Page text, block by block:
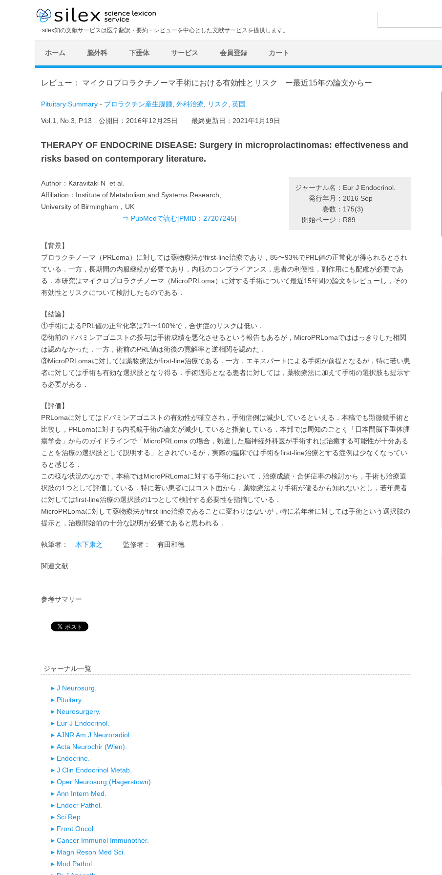
silex知の文献サービスは医学翻訳・要約・レビューを中心とした文献サービスを提供します。
検
ホーム 脳外科 下垂体 サービス 会員登録 カート
レビュー： マイクロプロラクチノーマ手術における有効性とリスク ー最近15年の論文からー
Pituitary Summary - プロラクチン産生腺腫 外科治療 リスク 英国
Vol.1, No.3, P.13 公開日： 2016年12月25日 最終更新日： 2021年1月19日
THERAPY OF ENDOCRINE DISEASE: Surgery in microprolactinomas: effectiveness and
risks based on contemporary literature.
Author： Karavitaki N et al.
Affiliation： Institute of Metabolism and Systems Research,
University of Birmingham，UK
⇒ PubMedで読む[PMID：27207245]
ジャーナル名： Eur J Endocrinol.
発行年月： 2016 Sep
巻数： 175(3)
開始ページ： R89
【背景】
プロラクチノーマ（PRLoma）に対しては薬物療法がfirst-line治療であり，85〜93%でPRL値の正常化が得られるとされ
ている．一方，長期間の内服継続が必要であり，内服のコンプライアンス，患者の利便性，副作用にも配慮が必要であ
る．本研究はマイクロプロラクチノーマ（MicroPRLoma）に対する手術について最近15年間の論文をレビューし，その
有効性とリスクについて検討したものである．
【結論】
①手術によるPRL値の正常化率は71〜100%で，合併症のリスクは低い．
②術前のドパミンアゴニストの投与は手術成績を悪化させるという報告もあるが，MicroPRLomaでははっきりした相関
は認めなかった．一方，術前のPRL値は術後の寛解率と逆相関を認めた．
③MicroPRLomaに対しては薬物療法がfirst-line治療である．一方，エキスパートによる手術が前提となるが，特に若い患
者に対しては手術も有効な選択肢となり得る．手術適応となる患者に対しては，薬物療法に加えて手術の選択肢も提示す
る必要がある．
【評価】
PRLomaに対してはドパミンアゴニストの有効性が確立され，手術症例は減少しているといえる．本稿でも顕微鏡手術と
比較し，PRLomaに対する内視鏡手術の論文が減少していると指摘している．本邦では周知のごとく「日本間脳下垂体腫
瘍学会」からのガイドラインで「MicroPRLoma の場合，熟達した脳神経外科医が手術すれば治癒する可能性が十分ある
ことを治療の選択肢として説明する」とされているが，実際の臨床では手術をfirst-line治療とする症例は少なくなってい
ると感じる．
この様な状況のなかで，本稿ではMicroPRLomaに対する手術において，治療成績・合併症率の検討から，手術も治療選
択肢の1つとして評価している．特に若い患者にはコスト面から，薬物療法より手術が優るかも知れないとし，若年患者
に対してはfirst-line治療の選択肢の1つとして検討する必要性を指摘している．
MicroPRLomaに対して薬物療法がfirst-line治療であることに変わりはないが，特に若年者に対しては手術という選択肢の
提示と，治療開始前の十分な説明が必要であると思われる．
執筆者： 木下康之 監修者： 有田和徳
関連文献
参考サマリー
ジャーナル一覧
J Neurosurg.
Pituitary.
Neurosurgery.
Eur J Endocrinol.
AJNR Am J Neuroradiol.
Acta Neurochir (Wien).
Endocrine.
J Clin Endocrinol Metab.
Oper Neurosurg (Hagerstown).
Ann Intern Med.
Endocr Pathol.
Sci Rep.
Front Oncol.
Cancer Immunol Immunother.
Magn Reson Med Sci.
Mod Pathol.